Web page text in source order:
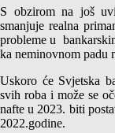
S obzirom na još
smanjuje realna
probleme u
ka neminovnom padu
Uskoro će Svjetska
svih roba i može se
nafte u 2023. biti
2022.godine.